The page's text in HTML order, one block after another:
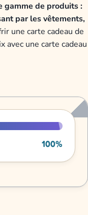
gamme de produits :
par les vêtements,
une carte cadeau de
avec une carte cadeau
100%